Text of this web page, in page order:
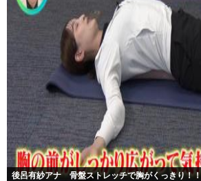
後呂有紗アナ 骨盤ストレッチで胸がくっきり！！